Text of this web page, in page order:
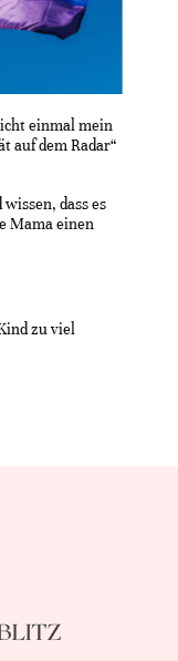
einmal mein
auf dem Radar“
dass es
Mama einen
zu viel